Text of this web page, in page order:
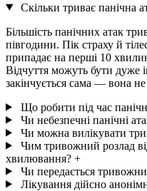
Скільки триває панічна
Більшість панічних атак
півгодини. Пік страху й
припадає на перші 10
Відчуття можуть бути дуже
закінчується сама — вона
Що робити під час
Чи небезпечні панічні
Чи можна вилікувати
Чим тривожний розлад
хвилювання? +
Чи передається
Лікування дійсно